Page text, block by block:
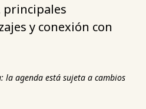
principales
y conexión con
la agenda está sujeta a cambios